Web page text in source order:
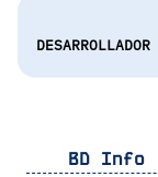
DESARROLLADOR
BD Info